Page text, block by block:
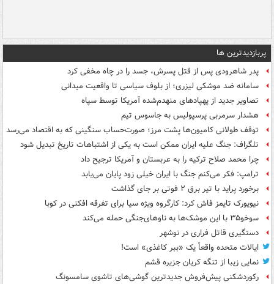
پربازدیدترین ها
پدر شاهرودی پس از قتل پسرش، جسد را در چاه مخفی کرد
سامانه ضد موشکی لیزری؛ از بلوف سیاسی تا واقعیت میدانی
تصاویر جدید از پهپادهای منهدم‌شده آمریکا توسط سپاه
هشدار سرمربی پرسپولیس به جاسوس تیم
توقف طولانی کامیون‌ها پشت مرز؛ صورت‌حساب سنگینی که به اقتصاد می‌رسد
تلگراف: جنگ علیه ایران ممکن است به یکی از اشتباهات تاریخ تبدیل شود
چرا محمد صلاح ترکیه را به عربستان و آمریکا ترجیح داد
ترامپ: فکر می‌کنم جنگ با ایران خیلی زود پایان می‌یابد
برخورد پراید با تیر برق ۲ فوتی بر جای گذاشت
نیویورک تایمز فاش کرد: کارگروه ویژه سیا برای تفرقه افکنی در کوبا
سوخو۳۵ با این موشک‌ها به ناوهای‌جنگی حمله می‌کند
دستگیری قاتل فراری در نوشهر
ایالات متحده واقعاً یک «ببر کاغذی» است!
نمایی زیبا از تنگه کریان جزیره قشم
رکوردشکنی پیش‌فروش جدیدترین گوشی‌های تاشوی سامسونگ